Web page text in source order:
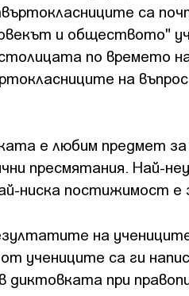
са
и обществото"
по времето
на въпрос
е любим предмет за
пресмятания. Най-
ниска постижимост е
на
учениците са ги
при